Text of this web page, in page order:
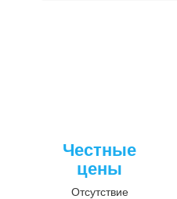
Честные
цены
Отсутствие